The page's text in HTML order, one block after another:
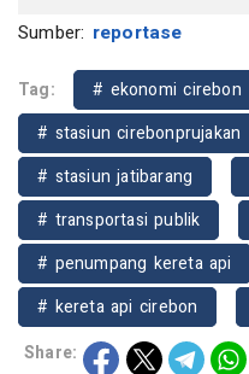
Sumber: reportase
Tag: # ekonomi cirebon
# stasiun cirebonprujakan
# stasiun jatibarang
# transportasi publik
# penumpang kereta api
# kereta api cirebon
Share: